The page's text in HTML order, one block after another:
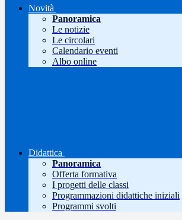
Novità
Panoramica
Le notizie
Le circolari
Calendario eventi
Albo online
Didattica
Panoramica
Offerta formativa
I progetti delle classi
Programmazioni didattiche iniziali
Programmi svolti